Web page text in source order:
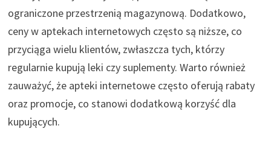
ograniczone przestrzenią magazynową. Dodatkowo,
ceny w aptekach internetowych często są niższe, co
przyciąga wielu klientów, zwłaszcza tych, którzy
regularnie kupują leki czy suplementy. Warto również
zauważyć, że apteki internetowe często oferują rabaty
oraz promocje, co stanowi dodatkową korzyść dla
kupujących.